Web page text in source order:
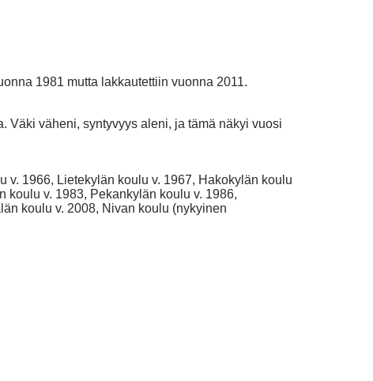
1981 mutta lakkautettiin vuonna 2011.
Väki väheni, syntyvyys aleni, ja tämä näkyi vuosi
v. 1966, Lietekylän koulu v. 1967, Hakokylän koulu
koulu v. 1983, Pekankylän koulu v. 1986,
koulu v. 2008, Nivan koulu (nykyinen